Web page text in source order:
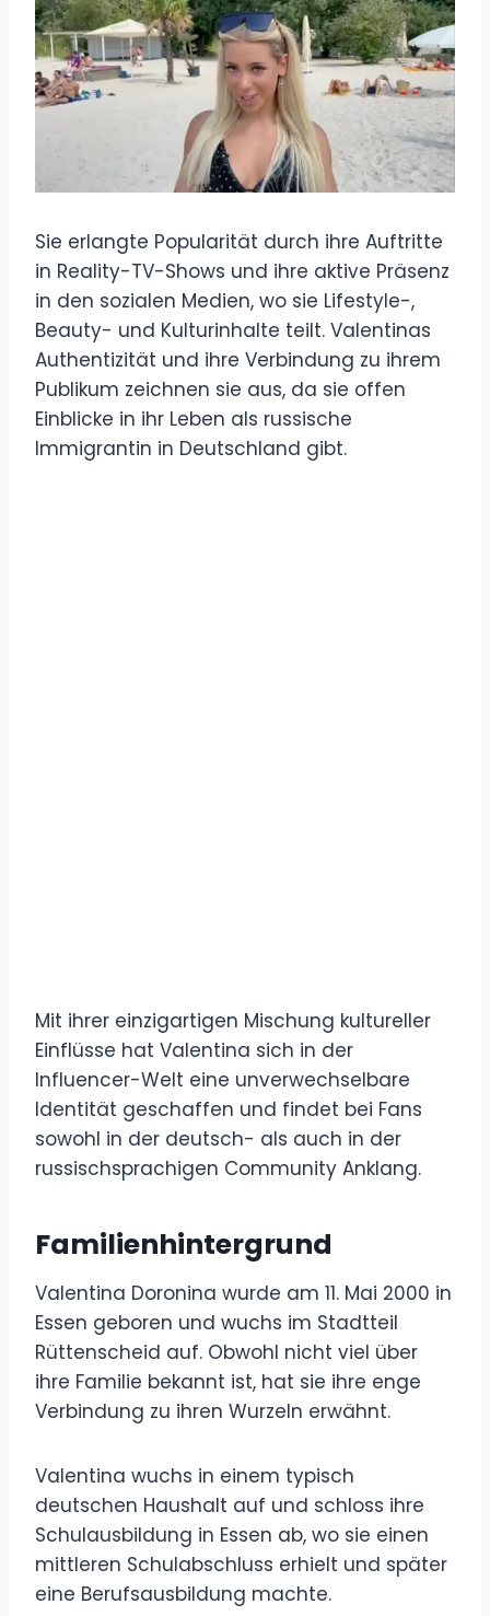
Sie erlangte Popularität durch ihre Auftritte
in Reality-TV-Shows und ihre aktive Präsenz
in den sozialen Medien, wo sie Lifestyle-,
Beauty- und Kulturinhalte teilt. Valentinas
Authentizität und ihre Verbindung zu ihrem
Publikum zeichnen sie aus, da sie offen
Einblicke in ihr Leben als russische
Immigrantin in Deutschland gibt.
Mit ihrer einzigartigen Mischung kultureller
Einflüsse hat Valentina sich in der
Influencer-Welt eine unverwechselbare
Identität geschaffen und findet bei Fans
sowohl in der deutsch- als auch in der
russischsprachigen Community Anklang.
Familienhintergrund
Valentina Doronina wurde am 11. Mai 2000 in
Essen geboren und wuchs im Stadtteil
Rüttenscheid auf. Obwohl nicht viel über
ihre Familie bekannt ist, hat sie ihre enge
Verbindung zu ihren Wurzeln erwähnt.
Valentina wuchs in einem typisch
deutschen Haushalt auf und schloss ihre
Schulausbildung in Essen ab, wo sie einen
mittleren Schulabschluss erhielt und später
eine Berufsausbildung machte.